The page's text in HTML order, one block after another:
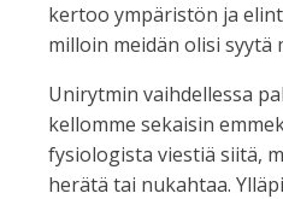
kertoo ympäristön ja
milloin meidän olisi syytä
Unirytmin vaihdellessa
kellomme sekaisin
fysiologista viestiä siitä,
herätä tai nukahtaa.